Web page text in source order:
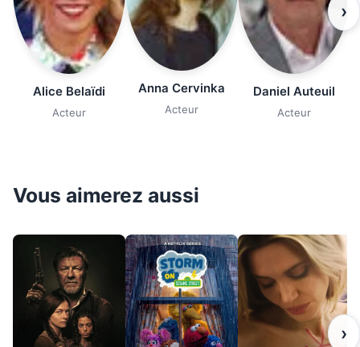
Alice Belaïdi
Acteur
Anna Cervinka
Acteur
Daniel Auteuil
Acteur
›
Vous aimerez aussi
›